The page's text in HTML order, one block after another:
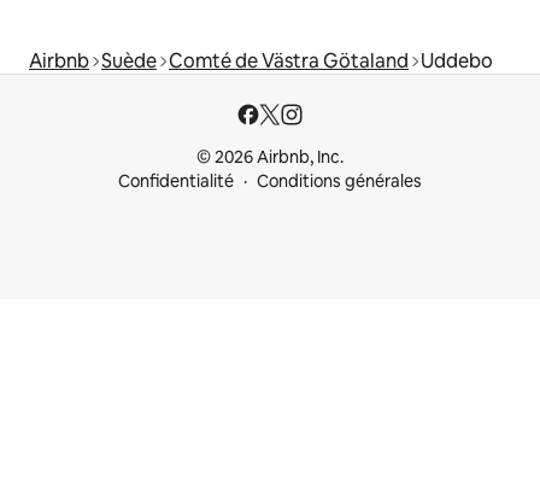
Airbnb Suède Comté de Västra Götaland Uddebo
© 2026 Airbnb, Inc.
Confidentialité
Conditions générales